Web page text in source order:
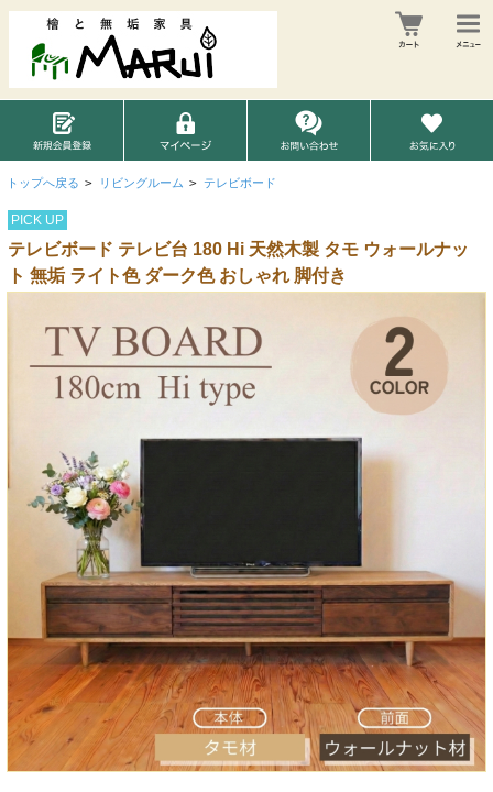
トップへ戻る > リビングルーム > テレビボード
PICK UP
テレビボード テレビ台 180 Hi 天然木製 タモ ウォールナッ
ト 無垢 ライト色 ダーク色 おしゃれ 脚付き